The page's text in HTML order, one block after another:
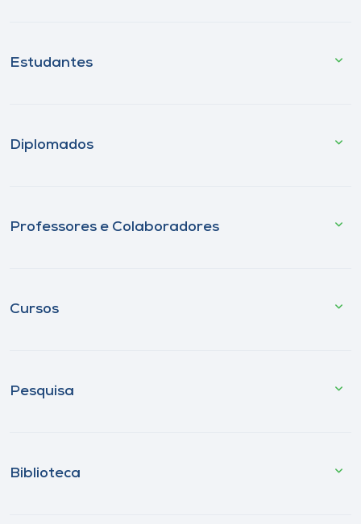
Estudantes
Diplomados
Professores e Colaboradores
Cursos
Pesquisa
Biblioteca